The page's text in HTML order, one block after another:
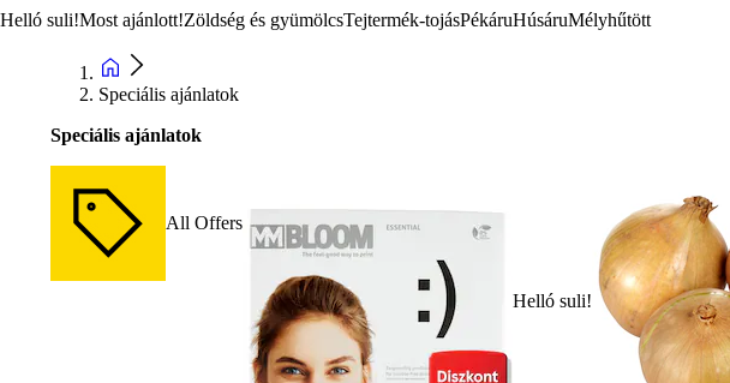
Helló suli!Most ajánlott!Zöldség és gyümölcsTejtermék-tojásPékáruHúsáruMélyhűtött
Speciális ajánlatok
Speciális ajánlatok
All Offers
Helló suli!